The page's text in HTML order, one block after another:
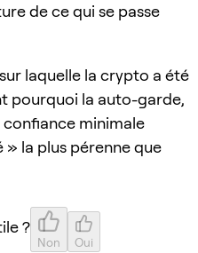
de ce qui se passe
laquelle la crypto a été
pourquoi la auto-garde,
minimale
la plus pérenne que
?
Non Oui